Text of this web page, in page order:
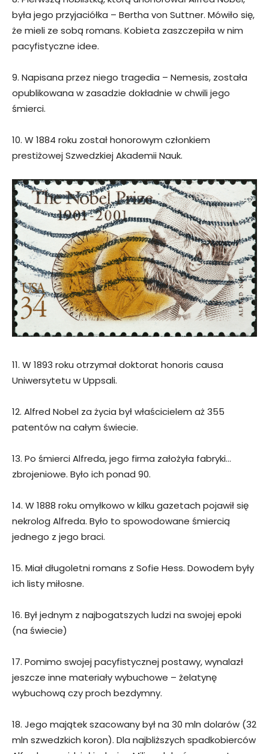
była jego przyjaciółka – Bertha von Suttner. Mówiło się,
że mieli ze sobą romans. Kobieta zaszczepiła w nim
pacyfistyczne idee.
9. Napisana przez niego tragedia – Nemesis, została
opublikowana w zasadzie dokładnie w chwili jego
śmierci.
10. W 1884 roku został honorowym członkiem
prestiżowej Szwedzkiej Akademii Nauk.
11. W 1893 roku otrzymał doktorat honoris causa
Uniwersytetu w Uppsali.
12. Alfred Nobel za życia był właścicielem aż 355
patentów na całym świecie.
13. Po śmierci Alfreda, jego firma założyła fabryki…
zbrojeniowe. Było ich ponad 90.
14. W 1888 roku omyłkowo w kilku gazetach pojawił się
nekrolog Alfreda. Było to spowodowane śmiercią
jednego z jego braci.
15. Miał długoletni romans z Sofie Hess. Dowodem były
ich listy miłosne.
16. Był jednym z najbogatszych ludzi na swojej epoki
(na świecie)
17. Pomimo swojej pacyfistycznej postawy, wynalazł
jeszcze inne materiały wybuchowe – żelatynę
wybuchową czy proch bezdymny.
18. Jego majątek szacowany był na 30 mln dolarów (32
mln szwedzkich koron). Dla najbliższych spadkobierców